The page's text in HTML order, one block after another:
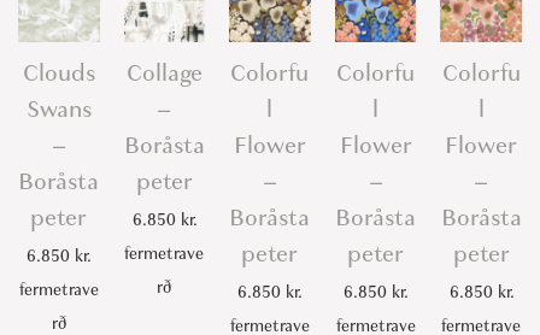
Clouds
Swans
–
Boråsta
peter
6.850 kr.
fermetrave
rð
Collage
–
Boråsta
peter
6.850 kr.
fermetrave
rð
Colorfu
l
Flower
–
Boråsta
peter
6.850 kr.
fermetrave
Colorfu
l
Flower
–
Boråsta
peter
6.850 kr.
fermetrave
Colorfu
l
Flower
–
Boråsta
peter
6.850 kr.
fermetrave